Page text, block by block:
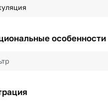
особенности